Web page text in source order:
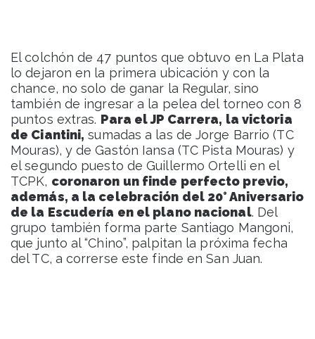
El colchón de 47 puntos que obtuvo en La Plata
lo dejaron en la primera ubicación y con la
chance, no solo de ganar la Regular, sino
también de ingresar a la pelea del torneo con 8
puntos extras. Para el JP Carrera, la victoria
de Ciantini, sumadas a las de Jorge Barrio (TC
Mouras), y de Gastón Iansa (TC Pista Mouras) y
el segundo puesto de Guillermo Ortelli en el
TCPK, coronaron un finde perfecto previo,
además, a la celebración del 20° Aniversario
de la Escudería en el plano nacional. Del
grupo también forma parte Santiago Mangoni,
que junto al “Chino”, palpitan la próxima fecha
del TC, a correrse este finde en San Juan.